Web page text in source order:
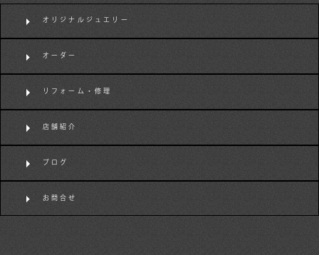
オリジナルジュエリー
オーダー
リフォーム・修理
店舗紹介
ブログ
お問合せ